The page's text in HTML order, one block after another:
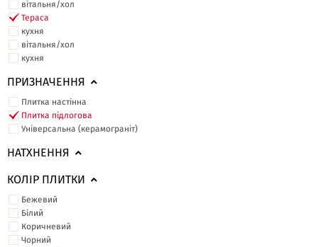
вітальня/хол
Тераса
кухня
вітальня/хол
кухня
ПРИЗНАЧЕННЯ
Плитка настінна
Плитка підлогова
Універсальна (керамограніт)
НАТХНЕННЯ
КОЛІР ПЛИТКИ
Бежевий
Білий
Коричневий
Чорний